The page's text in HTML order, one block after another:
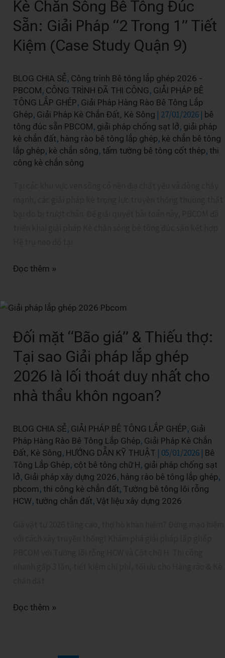
Kè Chắn Sông Bê Tông Đúc
Sẵn: Giải Pháp “2 Trong 1” Tiết
Kiệm (Case Study Quận 9)
BLOG CHIA SẺ, Công trình Bê tông lắp ghép 2026 -
PBCOM, CÔNG TRÌNH ĐÃ THI CÔNG, GIẢI PHÁP BÊ
TÔNG LẮP GHÉP, Giải Pháp Hàng Rào Bê Tông Lắp
Ghép, Giải Pháp Kè Chắn Đất, Kè Sông | 27/01/2026 | bê
tông đúc sẵn PBCOM, giải pháp chống sạt lở, giải pháp
kè chắn đất, hàng rào bê tông lắp ghép, kè chắn bê tông
lắp ghép, kè chắn sông, tấm tường bê tông cốt thép, thi
công kè chắn sông
Sông
Tông
Đúc
Giải
Pháp
“2
Trong
1”
Tiết
Kiệm
Đọc thêm »
Đối mặt “Bão giá” & Thiếu thợ:
Tại sao Giải pháp lắp ghép
2026 là lối thoát duy nhất cho
nhà thầu khôn ngoan?
BLOG CHIA SẺ, GIẢI PHÁP BÊ TÔNG LẮP GHÉP, Giải
Pháp Hàng Rào Bê Tông Lắp Ghép, Giải Pháp Kè Chắn
Đất, Kè Sông, HƯỚNG DẪN KỸ THUẬT | 05/01/2026 | Bê
Tông Lắp Ghép, cột bê tông chữ H, giải pháp chống sạt
lở, Giải pháp xây dựng 2026, hàng rào bê tông lắp ghép,
pbcom , thi công kè chắn đất, Tường bê tông lõi rỗng
HCW, tường chắn đất, Vật liệu xây dựng 2026
Đối
“Bão
giá”
&
Thiếu
thợ:
Giải
pháp
lắp
ghép
2026
là
Đọc thêm »